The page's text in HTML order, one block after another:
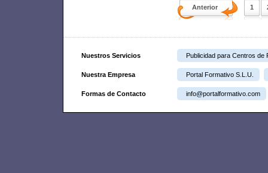
Anterior 1
Nuestros Servicios Publicidad para Centros de
Nuestra Empresa Portal Formativo S.L.U.
Formas de Contacto info@portalformativo.com